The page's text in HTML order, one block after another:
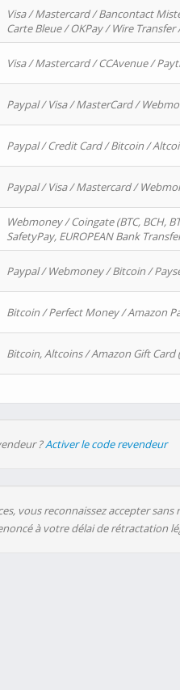
Visa / Mastercard / Bancontact
Carte Bleue / OKPay / Wire
Visa / Mastercard / CCAvenue /
Paypal / Visa / MasterCard /
Paypal / Credit Card / Bitcoin /
Paypal / Visa / Mastercard /
Webmoney / Coingate (BTC, BCH,
SafetyPay, EUROPEAN Bank
Paypal / Webmoney / Bitcoin /
Bitcoin / Perfect Money / Amazon
Bitcoin, Altcoins / Amazon Gift Card
?Activer le code revendeur
vous reconnaissez accepter
à votre délai de rétractation